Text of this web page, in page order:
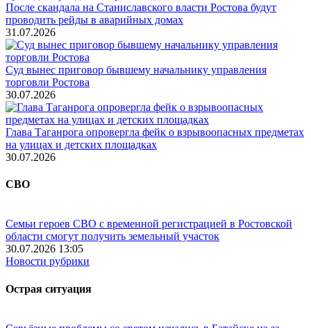
После скандала на Станиславского власти Ростова будут
проводить рейды в аварийных домах
31.07.2026
Суд вынес приговор бывшему начальнику управления
торговли Ростова
30.07.2026
Глава Таганрога опровергла фейк о взрывоопасных предметах
на улицах и детских площадках
30.07.2026
СВО
Семьи героев СВО с временной регистрацией в Ростовской
области смогут получить земельный участок
30.07.2026 13:05
Новости рубрики
Острая ситуация